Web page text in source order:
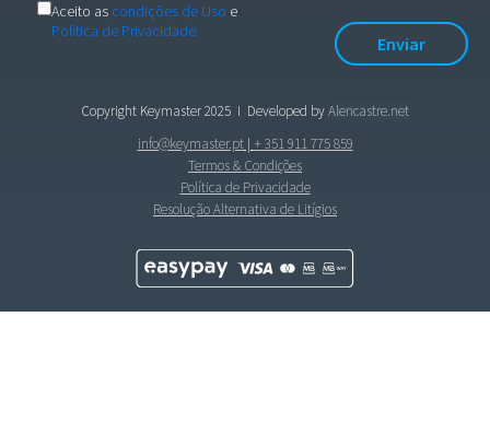
Aceito as condições de Uso e
Política de Privacidade
Copyright Keymaster 2025 I Developed byAlencastre.net
info@keymaster.pt| + 351 911 775 859
Termos & Condições
Política de Privacidade
Resolução Alternativa de Litígios